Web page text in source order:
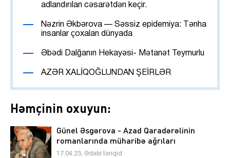
adlandırılan cəsarətdən keçir.
Nəzrin Əkbərova — Səssiz epidemiya: Tənha
insanlar çoxalan dünyada
Əbədi Dalğanın Hekayəsi- Mətanət Teymurlu
AZƏR XALİQOĞLUNDAN ŞEİRLƏR
Həmçinin oxuyun:
Günel Əsgərova - Azad Qaradərəlinin
romanlarında müharibə ağrıları
17.04.23, Ədəbi tənqid